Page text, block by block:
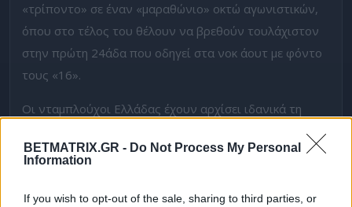
BETMATRIX.GR - Do Not Process My Personal
Information
If you wish to opt-out of the sale, sharing to third parties, or
«τρίποντο» σε έναν «μαραθώνιο» οκτώ αγωνιστικών,
όπου στο τέλος του θέλουν να βρεθούν τουλάχιστον
στην πρώτη 24άδα που οδηγεί στα νοκ άουτ με φόντο
τους «16».
Οι νταμπλούχοι Ελλάδας έχουν αρχίσει ιδανικά τη
αποτελέσματα καθώς διατηρούν το απόλυτο στη Super
Βόλο, 5-0 με τον Πανσερραϊκό) και στοχεύουν να